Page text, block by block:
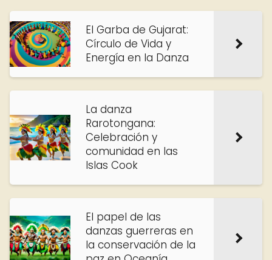
El Garba de Gujarat:
Círculo de Vida y
Energía en la Danza
La danza
Rarotongana:
Celebración y
comunidad en las
Islas Cook
El papel de las
danzas guerreras en
la conservación de la